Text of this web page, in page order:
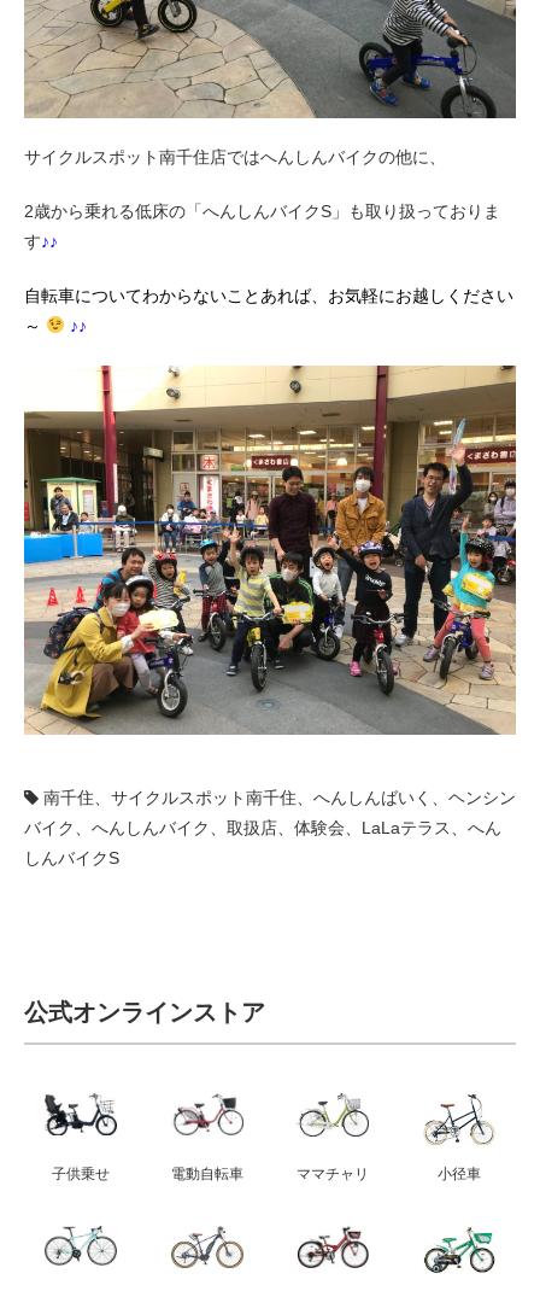
サイクルスポット南千住店ではへんしんバイクの他に、
2歳から乗れる低床の「へんしんバイクS」も取り扱っておりま
す♪♪
自転車についてわからないことあれば、お気軽にお越しください
～
♪♪
南千住、サイクルスポット南千住、へんしんばいく、ヘンシン
バイク、へんしんバイク、取扱店、体験会、LaLaテラス、へん
しんバイクS
公式オンラインストア
子供乗せ 電動自転車 ママチャリ 小径車